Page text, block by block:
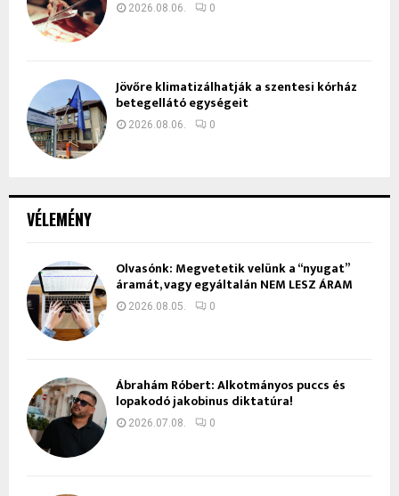
VÉLEMÉNY
Olvasónk: Megvetetik velünk a “nyugat”
áramát, vagy egyáltalán NEM LESZ ÁRAM
2026.08.05. 0
Ábrahám Róbert: Alkotmányos puccs és
lopakodó jakobinus diktatúra!
2026.07.08. 0
2026.08.06. 0
Jövőre klimatizálhatják a szentesi kórház
betegellátó egységeit
2026.08.06. 0